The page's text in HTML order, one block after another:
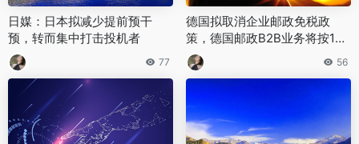
日媒：日本拟减少提前预干
预，转而集中打击投机者
77
德国拟取消企业邮政免税政
策，德国邮政B2B业务将按1
9%标准税率征税
56